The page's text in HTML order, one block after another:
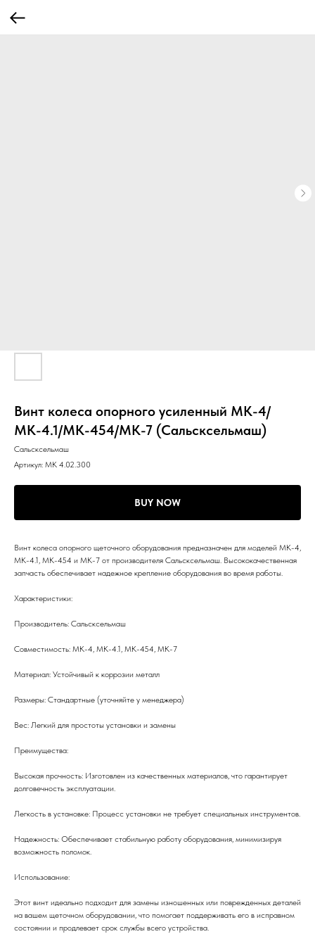
Винт колеса опорного усиленный МК-4/
МК-4.1/МК-454/МК-7 (Сальсксельмаш)
Сальсксельмаш
Артикул: МК 4.02.300
BUY NOW
Винт колеса опорного щеточного оборудования предназначен для моделей МК-4,
МК-4.1, МК-454 и МК-7 от производителя Сальсксельмаш. Высококачественная
запчасть обеспечивает надежное крепление оборудования во время работы.
Характеристики:
Производитель: Сальсксельмаш
Совместимость: МК-4, МК-4.1, МК-454, МК-7
Материал: Устойчивый к коррозии металл
Размеры: Стандартные (уточняйте у менеджера)
Вес: Легкий для простоты установки и замены
Преимущества:
Высокая прочность: Изготовлен из качественных материалов, что гарантирует
долговечность эксплуатации.
Легкость в установке: Процесс установки не требует специальных инструментов.
Надежность: Обеспечивает стабильную работу оборудования, минимизируя
возможность поломок.
Использование:
Этот винт идеально подходит для замены изношенных или поврежденных деталей
на вашем щеточном оборудовании, что помогает поддерживать его в исправном
состоянии и продлевает срок службы всего устройства.